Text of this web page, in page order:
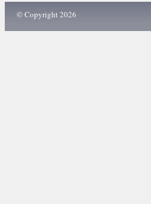
© Copyright 2026